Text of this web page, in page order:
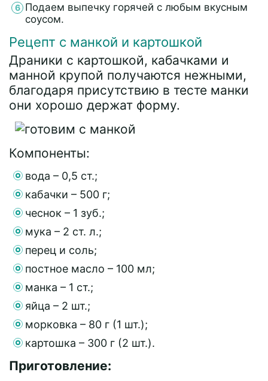
Подаем выпечку горячей с любым вкусным
соусом.
Рецепт с манкой и картошкой
Драники с картошкой, кабачками и
манной крупой получаются нежными,
благодаря присутствию в тесте манки
они хорошо держат форму.
Компоненты:
вода – 0,5 ст.;
кабачки – 500 г;
чеснок – 1 зуб.;
мука – 2 ст. л.;
перец и соль;
постное масло – 100 мл;
манка – 1 ст.;
яйца – 2 шт.;
морковка – 80 г (1 шт.);
картошка – 300 г (2 шт.).
Приготовление: